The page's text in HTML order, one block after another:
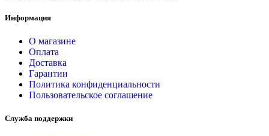
Информация
О магазине
Оплата
Доставка
Гарантии
Политика конфиденциальности
Пользовательское соглашение
Служба поддержки